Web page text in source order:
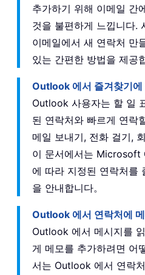
추가하기 위해 이메일 간
것을 불편하게 느낍니다.
이메일에서 새 연락처 만
있는 간편한 방법을 제공
Outlook 에서 즐겨찾기에
Outlook 사용자는 할 일
된 연락처와 빠르게 연락
메일 보내기, 전화 걸기,
이 문서에서는 Microsoft
에 따라 지정된 연락처를
을 안내합니다。
Outlook 에서 연락처에
Outlook 에서 메시지를
게 메모를 추가하려면 어
서는 Outlook 에서 연락